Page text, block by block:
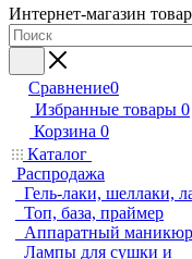
Интернет-магазин
Сравнение0
Избранные товары 0
Корзина 0
Каталог
Распродажа
Гель-лаки, шеллаки,
Топ, база, праймер
Аппаратный маникюр
Лампы для сушки и